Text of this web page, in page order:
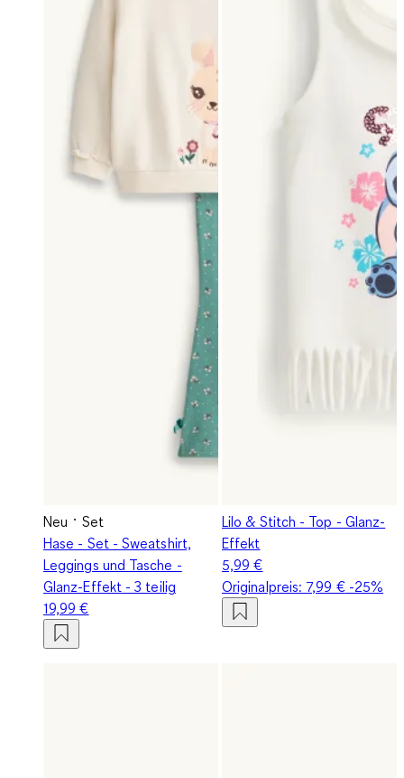
Neu
Set
Hase - Set - Sweatshirt,
Leggings und Tasche -
Glanz-Effekt - 3 teilig
19,99 €
Lilo & Stitch - Top - Glanz-
Effekt
5,99 €
Originalpreis: 7,99 €-25%